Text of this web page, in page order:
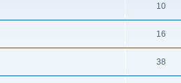
10
16
38